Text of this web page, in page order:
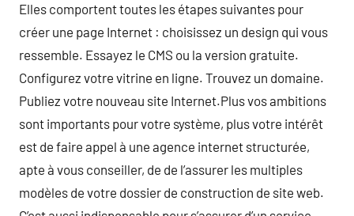
Elles comportent toutes les étapes suivantes pour
créer une page Internet : choisissez un design qui vous
ressemble. Essayez le CMS ou la version gratuite.
Configurez votre vitrine en ligne. Trouvez un domaine.
Publiez votre nouveau site Internet.Plus vos ambitions
sont importants pour votre système, plus votre intérêt
est de faire appel à une agence internet structurée,
apte à vous conseiller, de de l’assurer les multiples
modèles de votre dossier de construction de site web.